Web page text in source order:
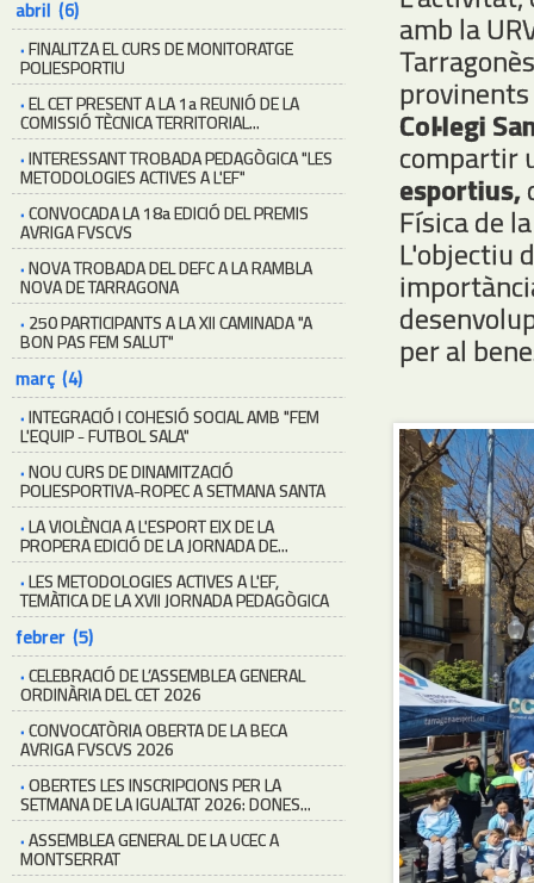
abril (6)
·FINALITZA EL CURS DE MONITORATGE
POLIESPORTIU
·EL CET PRESENT A LA 1a REUNIÓ DE LA
COMISSIÓ TÈCNICA TERRITORIAL...
·INTERESSANT TROBADA PEDAGÒGICA "LES
METODOLOGIES ACTIVES A L'EF"
·CONVOCADA LA 18a EDICIÓ DEL PREMIS
AVRIGA FVSCVS
·NOVA TROBADA DEL DEFC A LA RAMBLA
NOVA DE TARRAGONA
· 250 PARTICIPANTS A LA XII CAMINADA "A
BON PAS FEM SALUT"
març (4)
·INTEGRACIÓ I COHESIÓ SOCIAL AMB "FEM
L'EQUIP - FUTBOL SALA"
·NOU CURS DE DINAMITZACIÓ
POLIESPORTIVA-ROPEC A SETMANA SANTA
·LA VIOLÈNCIA A L'ESPORT EIX DE LA
PROPERA EDICIÓ DE LA JORNADA DE...
·LES METODOLOGIES ACTIVES A L'EF,
TEMÀTICA DE LA XVII JORNADA PEDAGÒGICA
febrer (5)
·CELEBRACIÓ DE L’ASSEMBLEA GENERAL
ORDINÀRIA DEL CET 2026
·CONVOCATÒRIA OBERTA DE LA BECA
AVRIGA FVSCVS 2026
·OBERTES LES INSCRIPCIONS PER LA
SETMANA DE LA IGUALTAT 2026: DONES...
·ASSEMBLEA GENERAL DE LA UCEC A
MONTSERRAT
amb la
Col·legi
compartir
esportius,
Física de
L'objectiu
per al